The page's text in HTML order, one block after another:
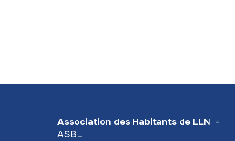
Association des Habitants de LLN -
ASBL